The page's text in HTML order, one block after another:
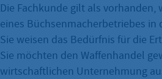
Die Fachkunde gilt als
eines Büchsenmacherbetriebes
Sie weisen das Bedürfnis für die
Sie möchten den Waffenhandel
wirtschaftlichen Unternehmung